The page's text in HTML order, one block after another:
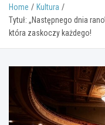
Home
Kultura
Tytuł: „Następnego dnia
która zaskoczy każdego!